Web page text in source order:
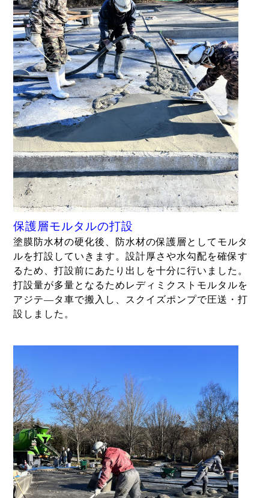
保護層モルタルの打設
塗膜防水材の硬化後、防水材の保護層としてモルタ
ルを打設していきます。設計厚さや水勾配を確保す
るため、打設前にあたり出しを十分に行いました。
打設量が多量となるためレディミクストモルタルを
アジテ―タ車で搬入し、スクイズポンプで圧送・打
設しました。